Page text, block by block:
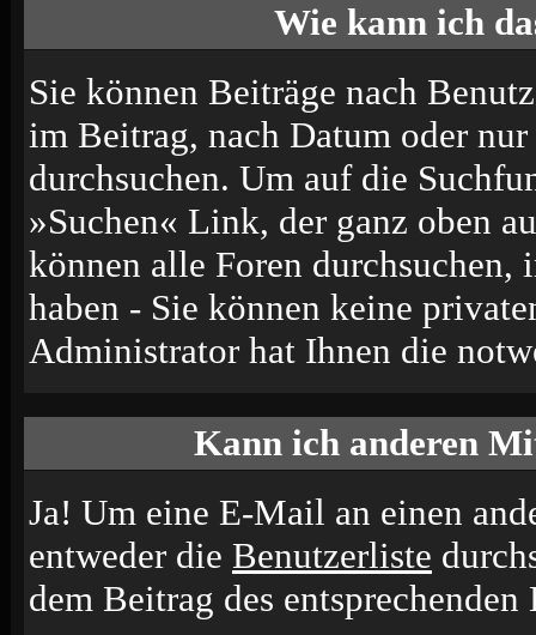
Wie kann ich
Sie können Beiträge nach
im Beitrag, nach Datum oder
durchsuchen. Um auf die
»Suchen« Link, der ganz oben
können alle Foren durchsuchen,
haben - Sie können keine
Administrator hat Ihnen die
Kann ich anderen
Ja! Um eine E-Mail an einen
entweder die Benutzerliste
dem Beitrag des entsprechenden